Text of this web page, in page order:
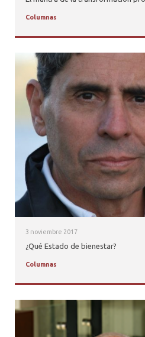
Columnas
3 noviembre 2017
¿Qué Estado de bienestar?
Columnas